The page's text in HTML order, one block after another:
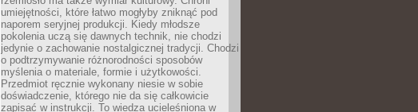
umiejętności, które łatwo mogłyby zniknąć pod
naporem seryjnej produkcji. Kiedy młodsze
pokolenia uczą się dawnych technik, nie chodzi
jedynie o zachowanie nostalgicznej tradycji. Chodzi
o podtrzymywanie różnorodności sposobów
myślenia o materiale, formie i użytkowości.
Przedmiot ręcznie wykonany niesie w sobie
doświadczenie, którego nie da się całkowicie
zapisać w instrukcji. To wiedza ucieleśniona w